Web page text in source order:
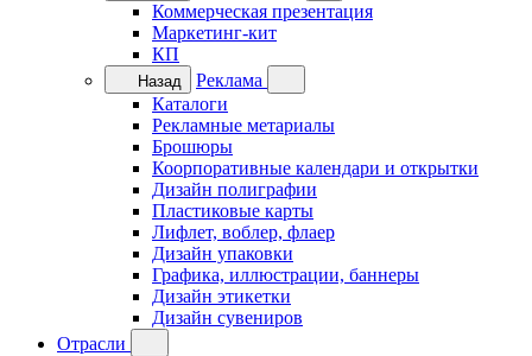
Коммерческая презентация
Маркетинг-кит
КП
Назад
Реклама
Каталоги
Рекламные метариалы
Брошюры
Коорпоративные календари и открытки
Дизайн полиграфии
Пластиковые карты
Лифлет, воблер, флаер
Дизайн упаковки
Графика, иллюстрации, баннеры
Дизайн этикетки
Дизайн сувениров
Отрасли